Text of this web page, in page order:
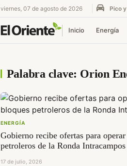
viernes, 07 de agosto de 2026 Pico
Inicio Energía
Palabra clave: Orion
ENERGÍA
Gobierno recibe ofertas para
petroleros de la Ronda
17 de julio, 2026